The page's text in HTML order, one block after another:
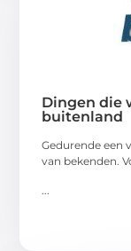
Dingen die
buitenland
Gedurende een
van bekenden.